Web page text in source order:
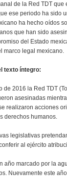
de la Red TDT
ese periodo ha sido
ha hecho oídos
que han sido
del Estado
marco legal mexicano.
texto íntegro:
de 2016 la Red TDT
asesinadas
realizaron acciones
derechos humanos.
legislativas
al ejército
año marcado por la
Nuevamente este